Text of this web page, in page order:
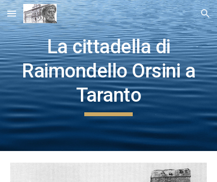
Skip to main content Skip to navigation
La cittadella di
Raimondello Orsini a
Taranto